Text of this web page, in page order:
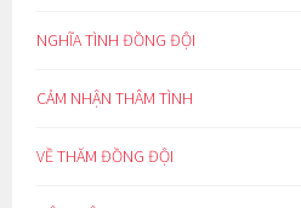
NGHĨA TÌNH ĐỒNG ĐỘI
CẢM NHẬN THÂM TÌNH
VỀ THĂM ĐỒNG ĐỘI